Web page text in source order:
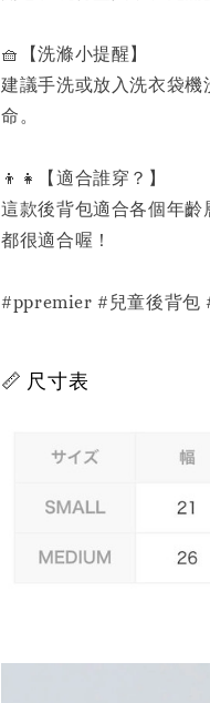
🧺【洗滌小提醒】
建議手洗或放入洗衣袋
命。
👦👧【適合誰穿？】
這款後背包適合各個年
都很適合喔！
#ppremier #兒童後背包
📏 尺寸表